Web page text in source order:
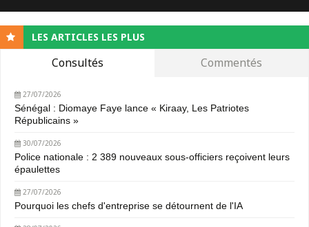
LES ARTICLES LES PLUS
Consultés Commentés
27/07/2026
Sénégal : Diomaye Faye lance « Kiraay, Les Patriotes
Républicains »
30/07/2026
Police nationale : 2 389 nouveaux sous-officiers reçoivent leurs
épaulettes
27/07/2026
Pourquoi les chefs d'entreprise se détournent de l'IA